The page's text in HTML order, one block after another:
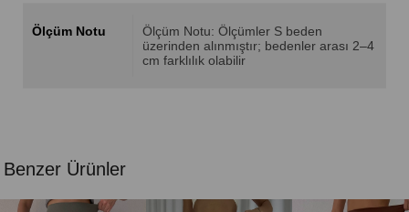
Ölçüm Notu
Ölçüm Notu: Ölçümler S beden
üzerinden alınmıştır; bedenler arası 2–4
cm farklılık olabilir
Benzer Ürünler